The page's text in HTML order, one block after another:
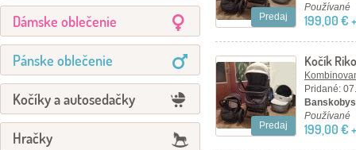
Dámske oblečenie
Pánske oblečenie
Kočíky a autosedačky
Hračky
Predaj
Používané
199,00 €
Predaj
Kočík
Pridané:
Používané
199,00 €